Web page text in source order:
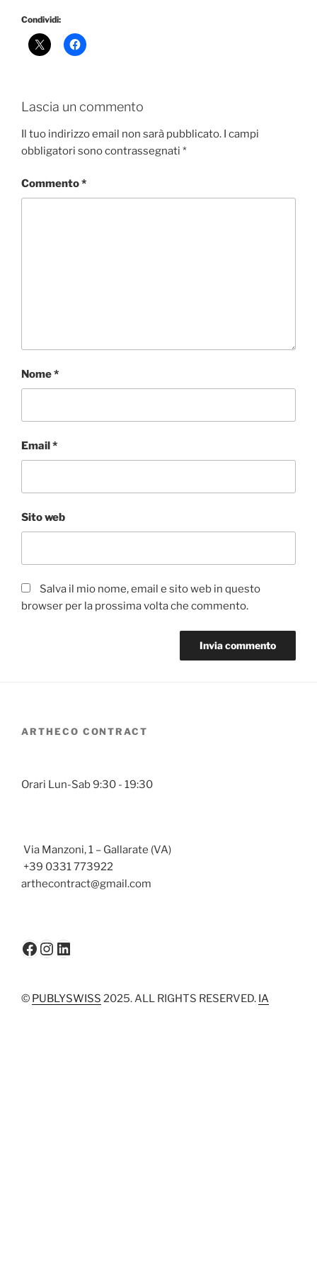
Condividi:
Lascia un commento
Il tuo indirizzo email non sarà pubblicato. I campi
obbligatori sono contrassegnati *
Commento*
Nome*
Email*
Sito web
Salva il mio nome, email e sito web in questo
browser per la prossima volta che commento.
ARTHECO CONTRACT
Orari Lun-Sab 9:30 - 19:30
Via Manzoni, 1 – Gallarate (VA)
+39 0331 773922
arthecontract@gmail.com
Facebook
Instagram
LinkedIn
© PUBLYSWISS 2025. ALL RIGHTS RESERVED. IA